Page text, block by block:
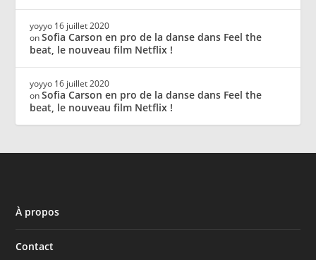
yoyyo 16 juillet 2020
onSofia Carson en pro de la danse dans Feel the
beat, le nouveau film Netflix !
yoyyo 16 juillet 2020
onSofia Carson en pro de la danse dans Feel the
beat, le nouveau film Netflix !
À propos
Contact